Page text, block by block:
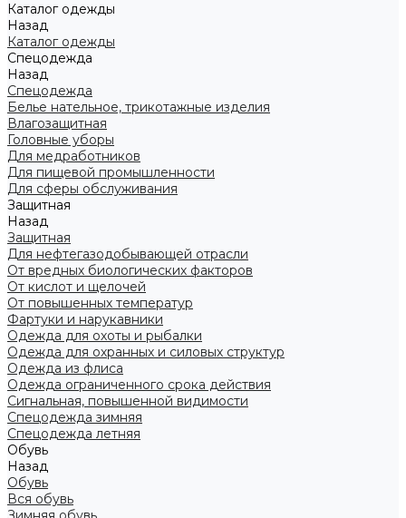
Каталог одежды
Назад
Каталог одежды
Спецодежда
Назад
Спецодежда
Белье нательное, трикотажные изделия
Влагозащитная
Головные уборы
Для медработников
Для пищевой промышленности
Для сферы обслуживания
Защитная
Назад
Защитная
Для нефтегазодобывающей отрасли
От вредных биологических факторов
От кислот и щелочей
От повышенных температур
Фартуки и нарукавники
Одежда для охоты и рыбалки
Одежда для охранных и силовых структур
Одежда из флиса
Одежда ограниченного срока действия
Сигнальная, повышенной видимости
Спецодежда зимняя
Спецодежда летняя
Обувь
Назад
Обувь
Вся обувь